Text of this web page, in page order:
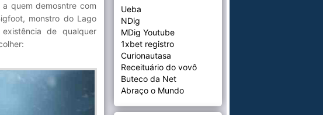
quem demosntre com
monstro do Lago
de qualquer
Ueba
NDig
MDig Youtube
1xbet registro
Curionautasa
Receituário do vovô
Buteco da Net
Abraço o Mundo